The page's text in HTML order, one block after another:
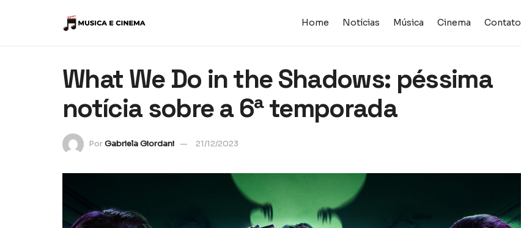
Home Notícias Música Cinema Contato
What We Do in the Shadows: péssima
notícia sobre a 6ª temporada
PorGabriela Giordani 21/12/2023